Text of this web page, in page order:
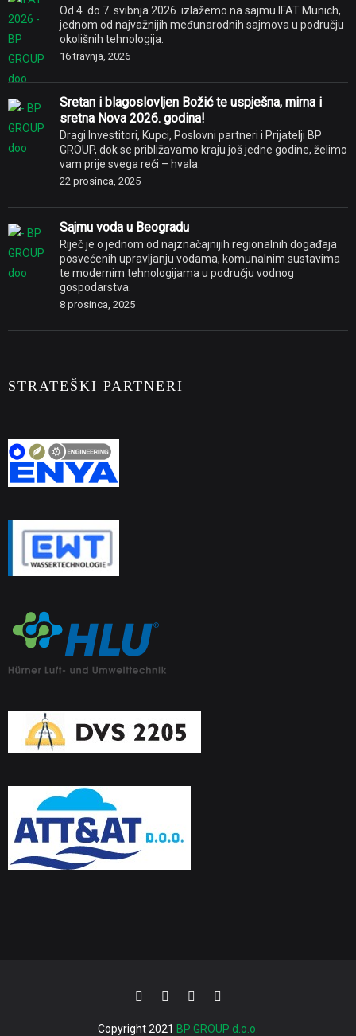
Od 4. do 7. svibnja 2026. izlažemo na sajmu IFAT Munich,
jednom od najvažnijih međunarodnih sajmova u području
okolišnih tehnologija.
16 travnja, 2026
Sretan i blagoslovljen Božić te uspješna, mirna i
sretna Nova 2026. godina!
Dragi Investitori, Kupci, Poslovni partneri i Prijatelji BP
GROUP, dok se približavamo kraju još jedne godine, želimo
vam prije svega reći – hvala.
22 prosinca, 2025
Sajmu voda u Beogradu
Riječ je o jednom od najznačajnijih regionalnih događaja
posvećenih upravljanju vodama, komunalnim sustavima
te modernim tehnologijama u području vodnog
gospodarstva.
8 prosinca, 2025
STRATEŠKI PARTNERI
Copyright 2021 BP GROUP d.o.o.